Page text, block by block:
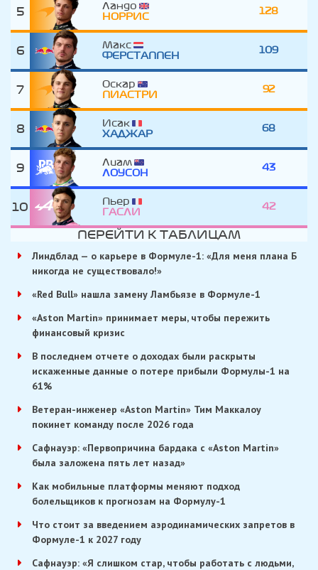
5
Ландо
НОРРИС
128
6
Макс
ФЕРСТАППЕН
109
7
Оскар
ПИАСТРИ
92
8
Исак
ХАДЖАР
68
9
Лиам
ЛОУСОН
43
10
Пьер
ГАСЛИ
42
ПЕРЕЙТИ К ТАБЛИЦАМ
Линдблад — о карьере в Формуле-1: «Для меня плана Б
никогда не существовало!»
«Red Bull» нашла замену Ламбьязе в Формуле-1
«Aston Martin» принимает меры, чтобы пережить
финансовый кризис
В последнем отчете о доходах были раскрыты
искаженные данные о потере прибыли Формулы-1 на
61%
Ветеран-инженер «Aston Martin» Тим Маккалоу
покинет команду после 2026 года
Сафнауэр: «Первопричина бардака с «Aston Martin»
была заложена пять лет назад»
Как мобильные платформы меняют подход
болельщиков к прогнозам на Формулу-1
Что стоит за введением аэродинамических запретов в
Формуле-1 к 2027 году
Сафнауэр: «Я слишком стар, чтобы работать с людьми,